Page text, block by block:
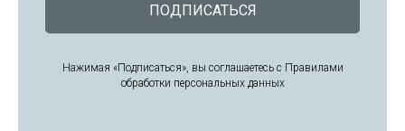
ПОДПИСАТЬСЯ
Нажимая «Подписаться», вы соглашаетесь с Правилами
обработки персональных данных